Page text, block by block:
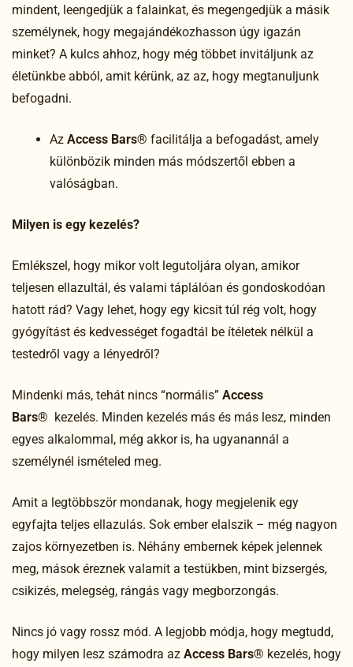
mindent, leengedjük a falainkat, és megengedjük a másik
személynek, hogy megajándékozhasson úgy igazán
minket? A kulcs ahhoz, hogy még többet invitáljunk az
életünkbe abból, amit kérünk, az az, hogy megtanuljunk
befogadni.
Az Access Bars® facilitálja a befogadást, amely
különbözik minden más módszertől ebben a
valóságban.
Milyen is egy kezelés?
Emlékszel, hogy mikor volt legutoljára olyan, amikor
teljesen ellazultál, és valami táplálóan és gondoskodóan
hatott rád? Vagy lehet, hogy egy kicsit túl rég volt, hogy
gyógyítást és kedvességet fogadtál be ítéletek nélkül a
testedről vagy a lényedről?
Mindenki más, tehát nincs “normális” Access
Bars® kezelés. Minden kezelés más és más lesz, minden
egyes alkalommal, még akkor is, ha ugyanannál a
személynél ismételed meg.
Amit a legtöbbször mondanak, hogy megjelenik egy
egyfajta teljes ellazulás. Sok ember elalszik – még nagyon
zajos környezetben is. Néhány embernek képek jelennek
meg, mások éreznek valamit a testükben, mint bizsergés,
csikizés, melegség, rángás vagy megborzongás.
Nincs jó vagy rossz mód. A legjobb módja, hogy megtudd,
hogy milyen lesz számodra az Access Bars® kezelés, hogy